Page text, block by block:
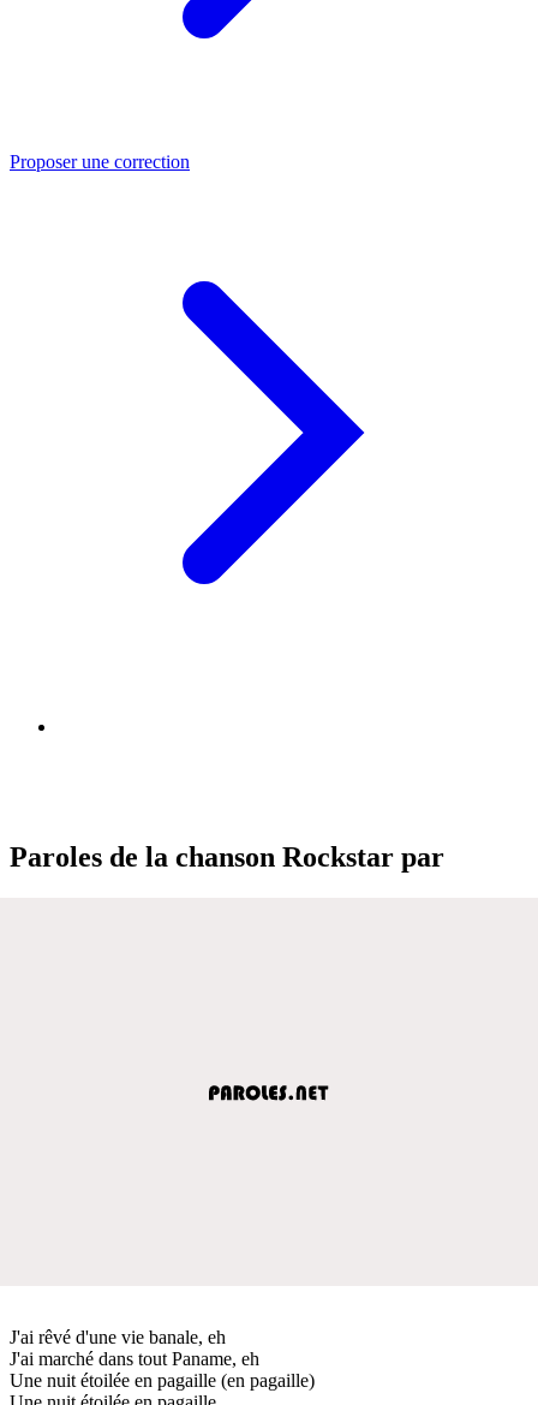
Proposer une correction
Paroles de la chanson Rockstar par
J'ai rêvé d'une vie banale, eh
J'ai marché dans tout Paname, eh
Une nuit étoilée en pagaille (en pagaille)